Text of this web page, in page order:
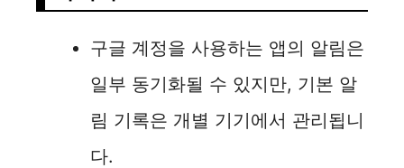
구글 계정을 사용하는 앱의 알림은
일부 동기화될 수 있지만, 기본 알
림 기록은 개별 기기에서 관리됩니
다.